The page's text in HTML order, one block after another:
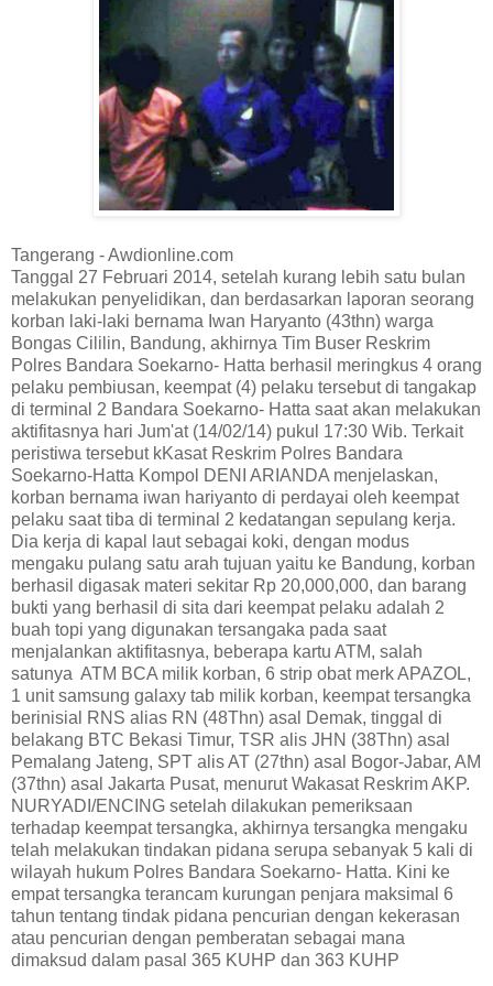
Tangerang - Awdionline.com
Tanggal 27 Februari 2014, setelah kurang lebih satu bulan
melakukan penyelidikan, dan berdasarkan laporan seorang
korban laki-laki bernama Iwan Haryanto (43thn) warga
Bongas Cililin, Bandung, akhirnya Tim Buser Reskrim
Polres Bandara Soekarno- Hatta berhasil meringkus 4 orang
pelaku pembiusan, keempat (4) pelaku tersebut di tangakap
di terminal 2 Bandara Soekarno- Hatta saat akan melakukan
aktifitasnya hari Jum'at (14/02/14) pukul 17:30 Wib. Terkait
peristiwa tersebut kKasat Reskrim Polres Bandara
Soekarno-Hatta Kompol DENI ARIANDA menjelaskan,
korban bernama iwan hariyanto di perdayai oleh keempat
pelaku saat tiba di terminal 2 kedatangan sepulang kerja.
Dia kerja di kapal laut sebagai koki, dengan modus
mengaku pulang satu arah tujuan yaitu ke Bandung, korban
berhasil digasak materi sekitar Rp 20,000,000, dan barang
bukti yang berhasil di sita dari keempat pelaku adalah 2
buah topi yang digunakan tersangaka pada saat
menjalankan aktifitasnya, beberapa kartu ATM, salah
satunya ATM BCA milik korban, 6 strip obat merk APAZOL,
1 unit samsung galaxy tab milik korban, keempat tersangka
berinisial RNS alias RN (48Thn) asal Demak, tinggal di
belakang BTC Bekasi Timur, TSR alis JHN (38Thn) asal
Pemalang Jateng, SPT alis AT (27thn) asal Bogor-Jabar, AM
(37thn) asal Jakarta Pusat, menurut Wakasat Reskrim AKP.
NURYADI/ENCING setelah dilakukan pemeriksaan
terhadap keempat tersangka, akhirnya tersangka mengaku
telah melakukan tindakan pidana serupa sebanyak 5 kali di
wilayah hukum Polres Bandara Soekarno- Hatta. Kini ke
empat tersangka terancam kurungan penjara maksimal 6
tahun tentang tindak pidana pencurian dengan kekerasan
atau pencurian dengan pemberatan sebagai mana
dimaksud dalam pasal 365 KUHP dan 363 KUHP